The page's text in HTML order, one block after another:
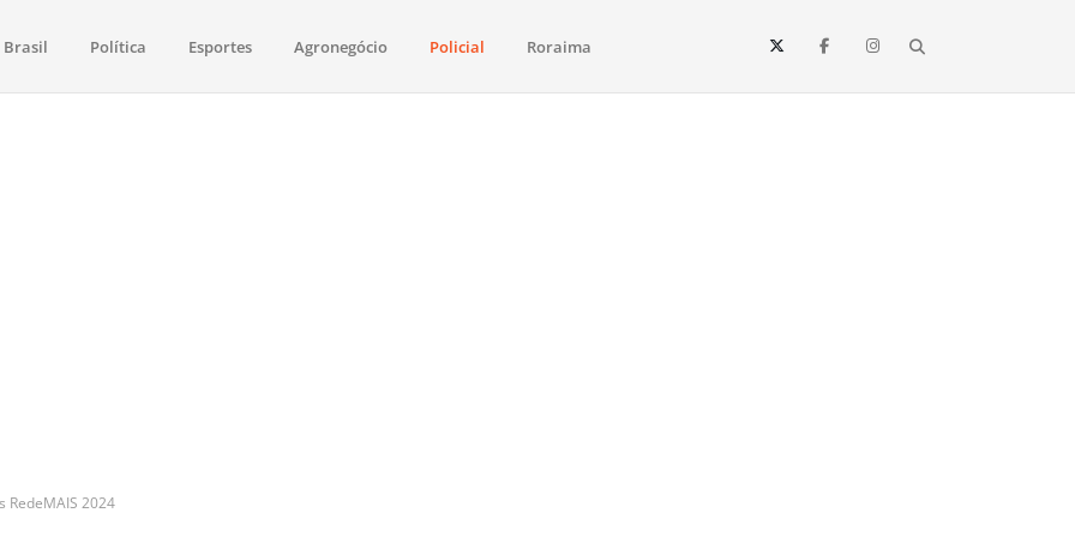
saúde, esportes, economia e os principais acontecimentos de Boa Vista e todo o estado de Roraima. Fique sempre informado
Brasil Política Esportes Agronegócio Policial Roraima
RedeMAIS 2024